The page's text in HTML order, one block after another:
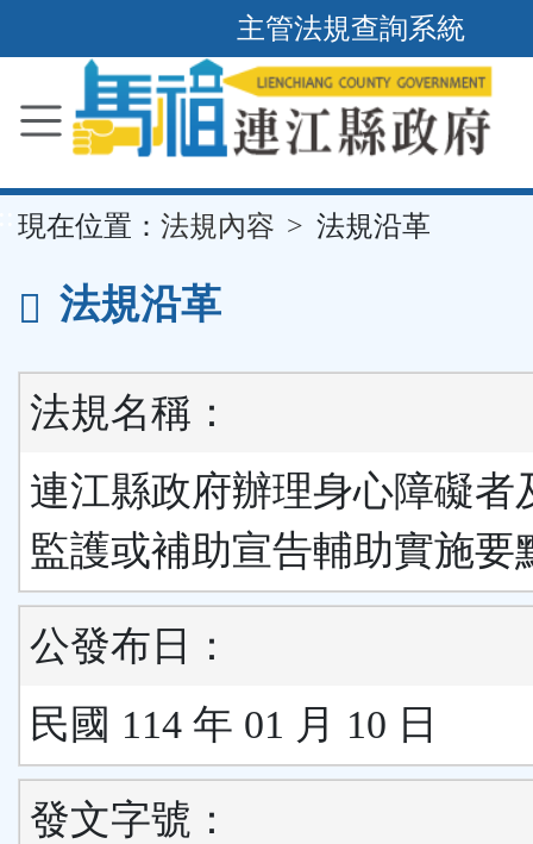
內
容
主管法規查詢系統
現在位置： 法規內容 法規沿革
法規沿革
法規名稱：
連江縣政府辦理身心障礙者
監護或補助宣告輔助實施要
公發布日：
民國 114 年 01 月 10 日
發文字號：